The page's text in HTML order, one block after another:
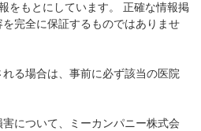
をもとにしています。 正確な情報掲
完全に保証するものではありませ
る場合は、事前に必ず該当の医院
について、ミーカンパニー株式会